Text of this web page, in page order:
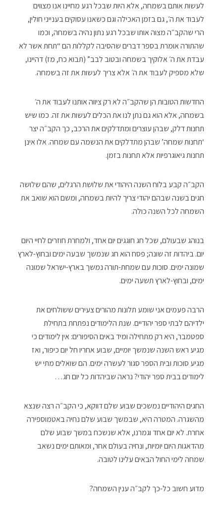
לעשות אותם בשמחה, אלא היות שבכל רגע מחיינו אנו מצווים
לעבוד את ה׳, גם בזמן האכילה וגם כשאנו עסוקים בענייני חולין,
הרי שהקב״ה מצוה אותו שבכל רגע נתון נהיה בשמחה, וכמו
שהתורה אומרת בספר דברים שהסיבה לקללות הם “תחת אשר לא
עבדת את ה׳ אלוקיך בשמחה ובטוב לבב” (תבוא כח, מז) דהיינו,
שלא מספיק לעבוד את ה׳ אלא צריך לעשות את זה בשמחה.
החדשות הטובות הן שהקב״ה לא רק ציווה אותנו לעבוד את ה׳
בשמחה, אלא הוא גם נתן לנו את הכלים לעשות את זה. כמו שיש
תחנות דלק, שבהן עוצרים ומתדלקים את הרכב, כך הקב״ה יצר
‘תחנות שמחה’ שבהן מתדלקים את הנשמה עם שמחה. אלו אינן
תחנות גיאוגרפיות אלא תחנות בזמן.
הקב״ה קבע בלוח השנה היהודי את שלושת הרגלים, שהם שלושה
חגים בשנה שבהם יהודי צריך להיות בשמחה, ומשם הוא שואב את
השמחה לכל השנה כולה.
בנוהג שבעולם, שכל חג חוגגים יום אחד, ולמחרת חוזרים לחיי היום
יום. ביהדות זה שונה; פסח הוא חג שנמשך שבעה ימים ובחוץ-לארץ
שמונה ימים. סוכות עם שמחת-תורה נמשך בארץ-ישראל שמונה
ימים, ובחוץ-לארץ תשעה ימים.
הרבה פעמים אני שומע תלונות מהורים צעירים ששולחים את
ילדיהם לבתי ספר יהודיים. שנת הלימודים נפתחת בתחילת
ספטמבר, היא רק מתחילה ומיד באים הסיפורים: אין לימודים כי
מגיע ראש השנה שנמשך יומיים, שבוע אחריו חל יום כיפור, ואז
מגיע סוכות ובית הספר סגור לעשרה ימים. הם שואלים מתי יש
לימודים בבית ספר יהודי? נראה שביהדות כל יום חג…
החגים היהודיים נמשכים שבוע שלם דווקא, כי הקב״ה רצה שנצא
מהשגרה. המטרה היא, שבמשך שבוע שלם נחיה באטמוספירה
אחרת. לא יום אחד וגמרנו, אלא שנשכח במשך שבוע שלם
מהדאגות היום יומיות, ונחיה בעולם אחר, ומאותם ימים נשאב
שמחה לימי החול הבאים עלינו לטובה.
מדוע חשוב כל-כך לקב״ה ענין השמחה?